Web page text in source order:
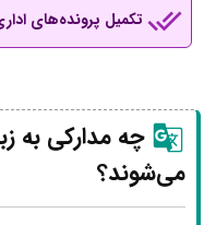
تکمیل پرونده‌های
چه مدارکی به
می‌شوند؟